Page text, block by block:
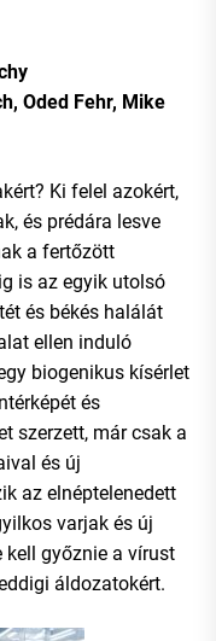
Oded Fehr, Mike
Ki felel azokért,
és prédára lesve
a fertőzött
is az egyik utolsó
és békés halálát
ellen induló
biogenikus kísérlet
és
szerzett, már csak a
és új
az elnéptelenedett
varjak és új
kell győznie a vírust
áldozatokért.